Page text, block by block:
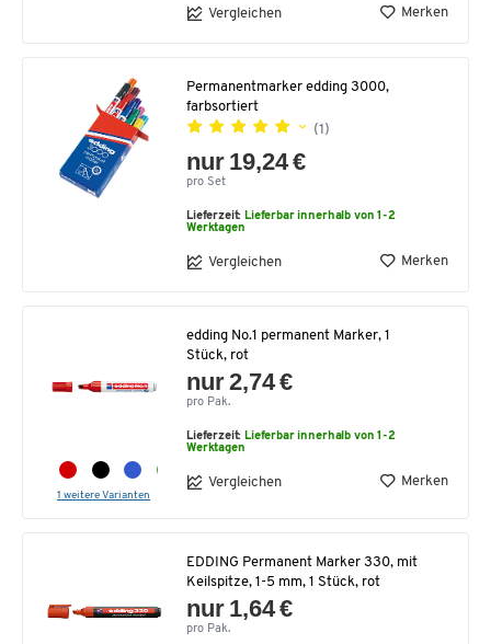
Vergleichen Merken
Permanentmarker edding 3000,
farbsortiert
(1)
nur 19,24 €
pro Set
Lieferzeit: Lieferbar innerhalb von 1-2
Werktagen
Vergleichen Merken
1 weitere Varianten
edding No.1 permanent Marker, 1
Stück, rot
nur 2,74 €
pro Pak.
Lieferzeit: Lieferbar innerhalb von 1-2
Werktagen
Vergleichen Merken
EDDING Permanent Marker 330, mit
Keilspitze, 1-5 mm, 1 Stück, rot
nur 1,64 €
pro Pak.